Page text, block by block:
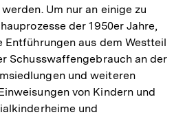
Um nur an einige zu
der 1950er Jahre,
aus dem Westteil
Schusswaffengebrauch an der
und weiteren
von Kindern und
und